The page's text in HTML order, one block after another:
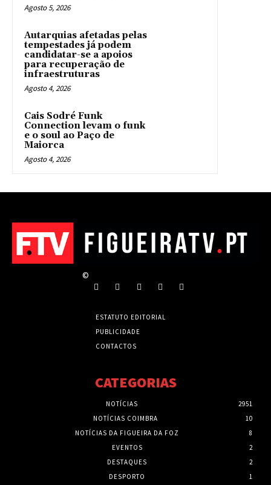
Agosto 5, 2026
Autarquias afetadas pelas
tempestades já podem
candidatar-se a apoios
para recuperação de
infraestruturas
Agosto 4, 2026
Cais Sodré Funk
Connection levam o funk
e o soul ao Paço de
Maiorca
Agosto 4, 2026
©
ESTATUTO EDITORIAL
PUBLICIDADE
CONTACTOS
CATEGORIAS
NOTÍCIAS
2951
NOTÍCIAS COIMBRA
10
NOTÍCIAS DA FIGUEIRA DA FOZ
8
EVENTOS
2
DESTAQUES
2
DESPORTO
1